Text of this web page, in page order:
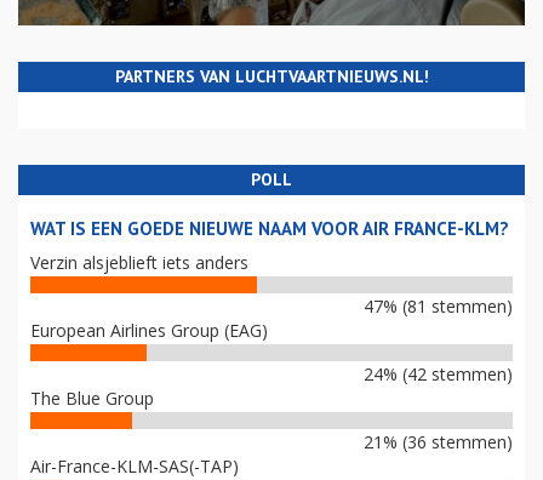
PARTNERS VAN LUCHTVAARTNIEUWS.NL!
POLL
WAT IS EEN GOEDE NIEUWE NAAM VOOR AIR FRANCE-KLM?
Verzin alsjeblieft iets anders
47% (81 stemmen)
European Airlines Group (EAG)
24% (42 stemmen)
The Blue Group
21% (36 stemmen)
Air-France-KLM-SAS(-TAP)